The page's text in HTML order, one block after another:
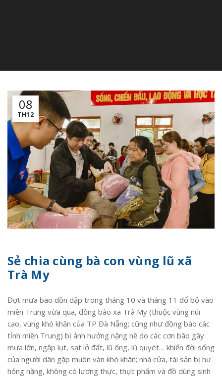
08
TH12
Sẻ chia cùng bà con vùng lũ xã
Trà My
Đợt mưa bão dồn dập trong tháng 10 và tháng 11 đổ bộ vào
miền Trung vừa qua, đồng bào xã Trà My (thuộc vùng núi
cao, vùng khó khăn của TP Đà Nẵng; cũng như đồng bào các
tỉnh miền Trung) bị ảnh hưởng nặng nề do các cơn bão gây
mưa lớn, ngập lụt, sạt lở đất, lũ ống, lũ quyét… khiến đời sống
của người dân gặp muôn vàn khó khăn; nhà cửa, tài sản bị hư
hỏng nặng, không có lương thực, thực phẩm và đồ dùng sinh